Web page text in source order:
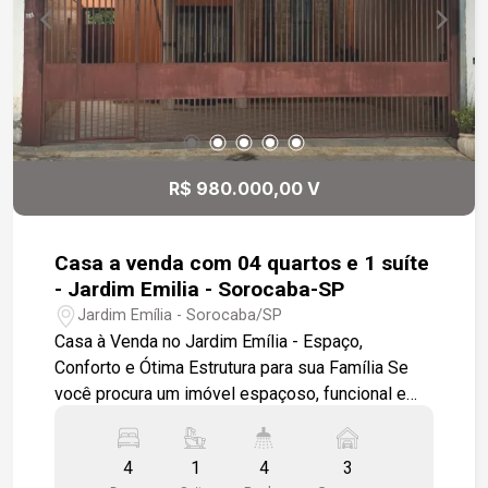
R$ 980.000,00 V
Casa a venda com 04 quartos e 1 suíte
- Jardim Emilia - Sorocaba-SP
Jardim Emília - Sorocaba/SP
Casa à Venda no Jardim Emília - Espaço,
Conforto e Ótima Estrutura para sua Família Se
você procura um imóvel espaçoso, funcional e
excelente oportunidade. Localizada em um dos
bairros mais tradicionais e valorizados de
4 1 4 3